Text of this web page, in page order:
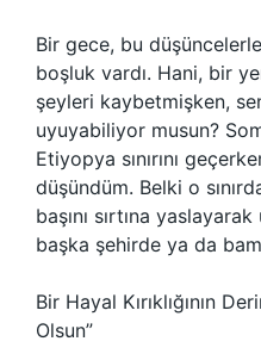
Bir gece, bu
boşluk vardı. Hani, bir
şeyleri kaybetmişken,
uyuyabiliyor musun?
Etiyopya sınırını
düşündüm. Belki o
başını sırtına
başka şehirde ya da
Bir Hayal Kırıklığının
Olsun”